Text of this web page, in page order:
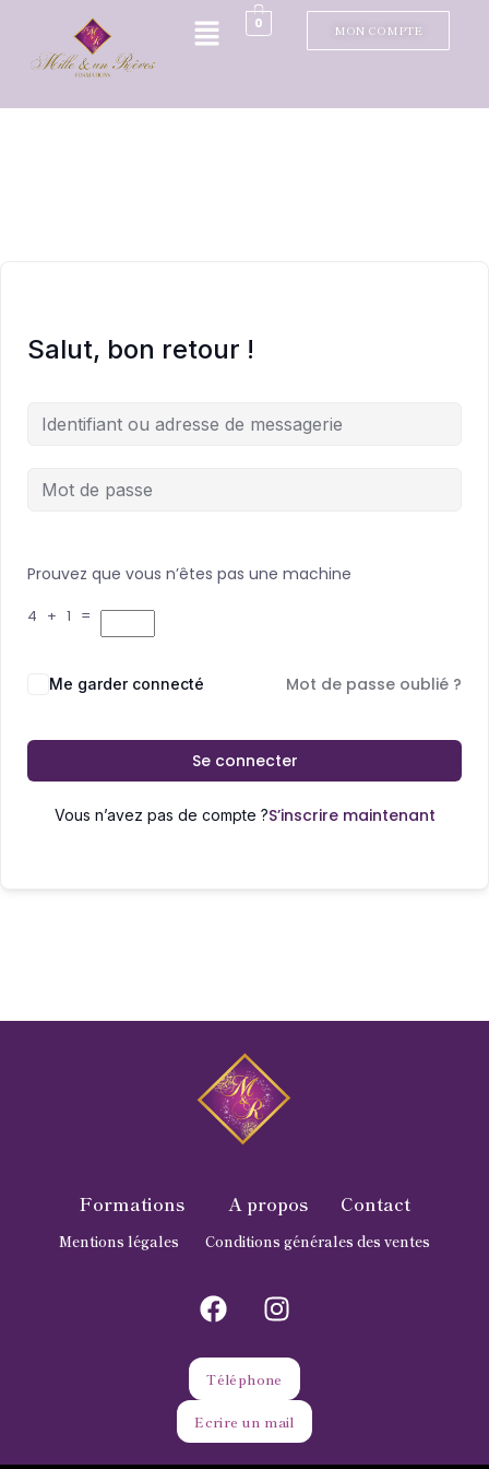
0 MON COMPTE
Salut, bon retour !
Prouvez que vous n’êtes pas une machine
4 + 1 =
Me garder connecté Mot de passe oublié ?
Se connecter
Vous n’avez pas de compte ?S’inscrire maintenant
Formations A propos Contact
Mentions légales Conditions générales des ventes
Téléphone
Ecrire un mail